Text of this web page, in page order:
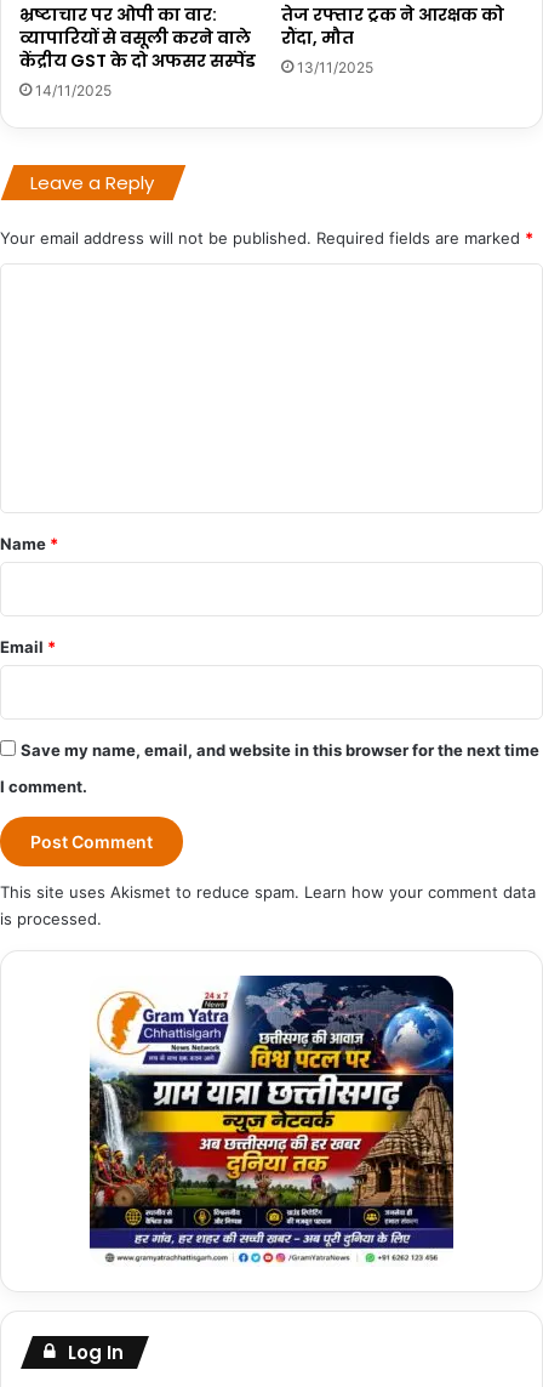
भ्रष्टाचार पर ओपी का वार:
व्यापारियों से वसूली करने वाले
केंद्रीय GST के दो अफसर सस्पेंड
14/11/2025
तेज रफ्तार ट्रक ने आरक्षक को
रौंदा, मौत
13/11/2025
Leave a Reply
Your email address will not be published. Required fields are marked *
*
Name *
Email *
Save my name, email, and website in this browser for the next time
I comment.
This site uses Akismet to reduce spam. Learn how your comment data
is processed.
Log In